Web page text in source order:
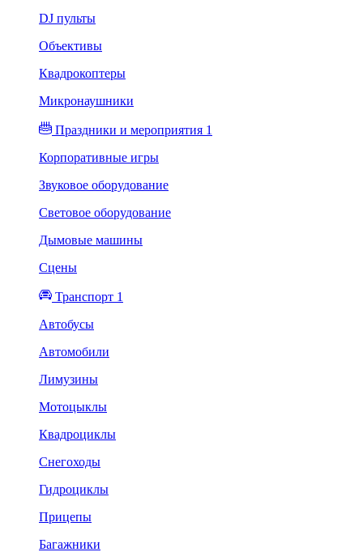
DJ пульты
Объективы
Квадрокоптеры
Микронаушники
Праздники и мероприятия 1
Корпоративные игры
Звуковое оборудование
Световое оборудование
Дымовые машины
Сцены
Транспорт 1
Автобусы
Автомобили
Лимузины
Мотоцыклы
Квадроциклы
Снегоходы
Гидроциклы
Прицепы
Багажники